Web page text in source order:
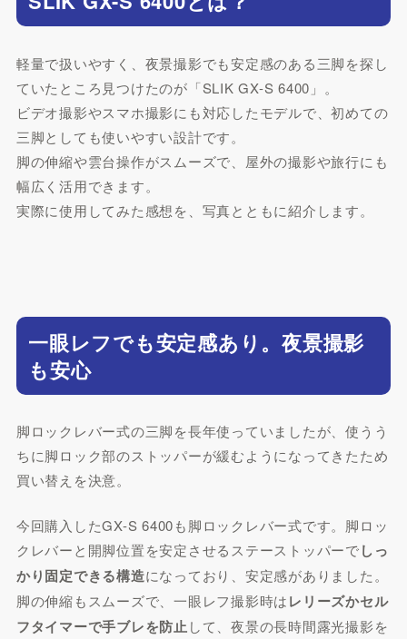
軽量で扱いやすく、夜景撮影でも安定感のある三脚を探し
ていたところ見つけたのが「SLIK GX-S 6400」。
ビデオ撮影やスマホ撮影にも対応したモデルで、初めての
三脚としても使いやすい設計です。
脚の伸縮や雲台操作がスムーズで、屋外の撮影や旅行にも
幅広く活用できます。
実際に使用してみた感想を、写真とともに紹介します。
一眼レフでも安定感あり。夜景撮影
も安心
脚ロックレバー式の三脚を長年使っていましたが、使うう
ちに脚ロック部のストッパーが緩むようになってきたため
買い替えを決意。
今回購入したGX-S 6400も脚ロックレバー式です。脚ロッ
クレバーと開脚位置を安定させるステーストッパーでしっ
かり固定できる構造になっており、安定感がありました。
脚の伸縮もスムーズで、一眼レフ撮影時はレリーズかセル
フタイマーで手ブレを防止して、夜景の長時間露光撮影を